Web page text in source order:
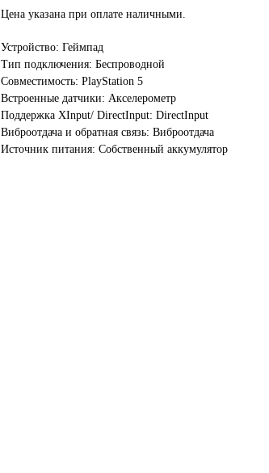
Цена указана при оплате наличными.
Устройство: Геймпад
Тип подключения: Беспроводной
Совместимость: PlayStation 5
Встроенные датчики: Акселерометр
Поддержка XInput/ DirectInput: DirectInput
Виброотдача и обратная связь: Виброотдача
Источник питания: Собственный аккумулятор